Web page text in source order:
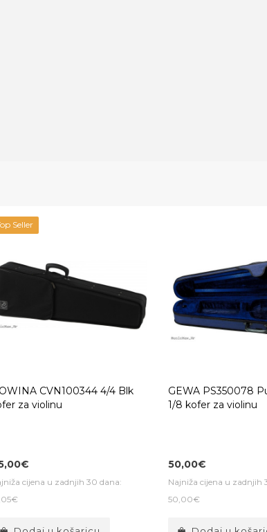
Seller
CVN100344 4/4 Blk
za violinu
cijena u zadnjih 30 dana:
GEWA PS350078
1/8 kofer za violinu
50,00€
Najniža cijena u zadnjih
50,00€